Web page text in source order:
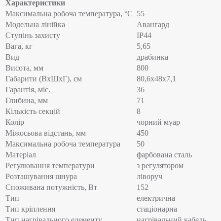
Характеристики
Максимальна робоча температура, °C 55
Модельна лінійка
Авангард
Ступінь захисту
IP44
Вага, кг
5,65
Вид
драбинка
Висота, мм
800
Габарити (ВхШхГ), см
80,6x48x7,1
Гарантія, міс.
36
Глибина, мм
71
Кількість секцій
8
Колір
чорний муар
Міжосьова відстань, мм
450
Максимальна робоча температура
50
Матеріал
фарбована сталь
Регулювання температури
з регулятором
Розташування шнура
ліворуч
Споживана потужність, Вт
152
Тип
електрична
Тип кріплення
стаціонарна